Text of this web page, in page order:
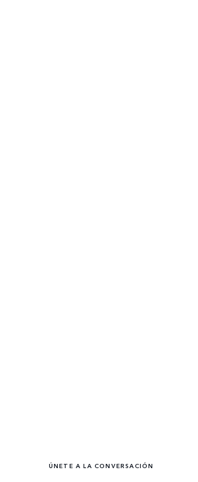
ÚNETE A LA CONVERSACIÓN